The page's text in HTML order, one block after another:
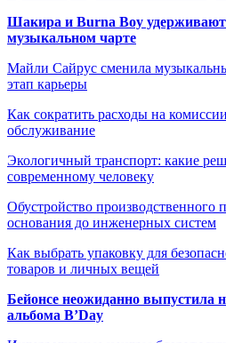
Шакира и Burna Boy
музыкальном чарте
Майли Сайрус сменила
этап карьеры
Как сократить расходы на
обслуживание
Экологичный транспорт: какие
современному человеку
Обустройство производственного
основания до инженерных систем
Как выбрать упаковку для
товаров и личных вещей
Бейонсе неожиданно выпустила
альбома B’Day